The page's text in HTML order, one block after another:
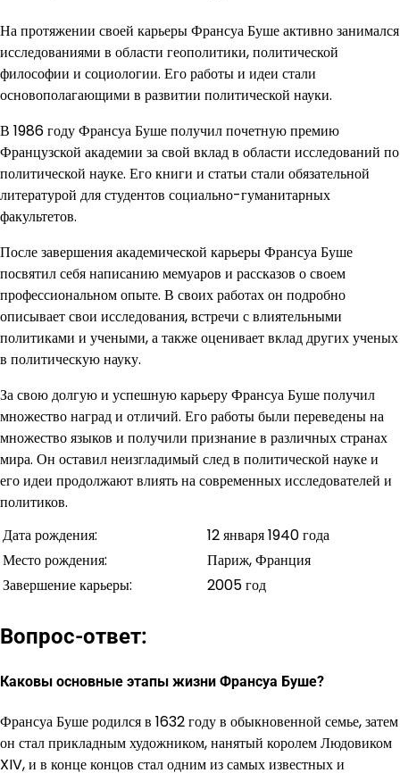
На протяжении своей карьеры Франсуа Буше активно занимался
исследованиями в области геополитики, политической
философии и социологии. Его работы и идеи стали
основополагающими в развитии политической науки.
В 1986 году Франсуа Буше получил почетную премию
Французской академии за свой вклад в области исследований по
политической науке. Его книги и статьи стали обязательной
литературой для студентов социально-гуманитарных
факультетов.
После завершения академической карьеры Франсуа Буше
посвятил себя написанию мемуаров и рассказов о своем
профессиональном опыте. В своих работах он подробно
описывает свои исследования, встречи с влиятельными
политиками и учеными, а также оценивает вклад других ученых
в политическую науку.
За свою долгую и успешную карьеру Франсуа Буше получил
множество наград и отличий. Его работы были переведены на
множество языков и получили признание в различных странах
мира. Он оставил неизгладимый след в политической науке и
его идеи продолжают влиять на современных исследователей и
политиков.
Дата рождения:
12 января 1940 года
Место рождения:
Париж, Франция
Завершение карьеры:
2005 год
Вопрос-ответ:
Каковы основные этапы жизни Франсуа Буше?
Франсуа Буше родился в 1632 году в обыкновенной семье, затем
он стал прикладным художником, нанятый королем Людовиком
XIV, и в конце концов стал одним из самых известных и